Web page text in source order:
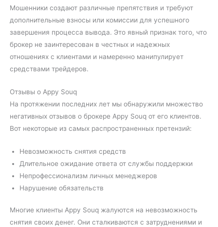
Мошенники создают различные препятствия и требуют
дополнительные взносы или комиссии для успешного
завершения процесса вывода. Это явный признак того, что
брокер не заинтересован в честных и надежных
отношениях с клиентами и намеренно манипулирует
средствами трейдеров.
Отзывы о Appy Souq
На протяжении последних лет мы обнаружили множество
негативных отзывов о брокере Appy Souq от его клиентов.
Вот некоторые из самых распространенных претензий:
Невозможность снятия средств
Длительное ожидание ответа от службы поддержки
Непрофессионализм личных менеджеров
Нарушение обязательств
Многие клиенты Appy Souq жалуются на невозможность
снятия своих денег. Они сталкиваются с затруднениями и